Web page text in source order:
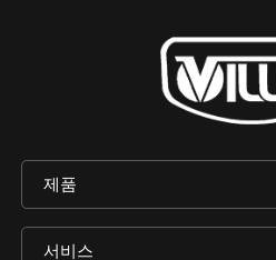
제품
서비스